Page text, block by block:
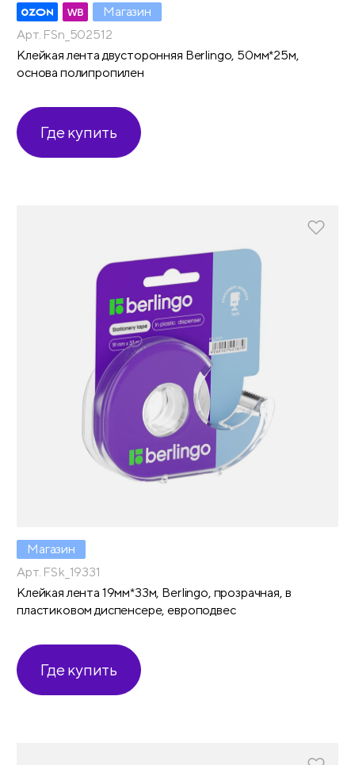
Магазин
Арт. FSn_502512
Клейкая лента двусторонняя Berlingo, 50мм*25м,
основа полипропилен
Где купить
Магазин
Арт. FSk_19331
Клейкая лента 19мм*33м, Berlingo, прозрачная, в
пластиковом диспенсере, европодвес
Где купить